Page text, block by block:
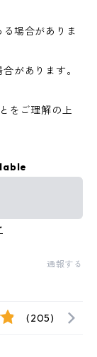
場合がありま
があります。
をご理解の上
通報する
(205)